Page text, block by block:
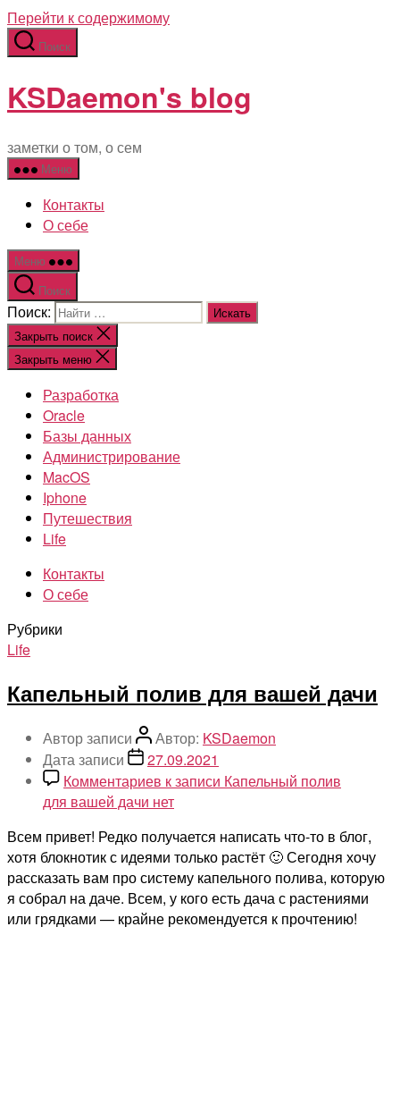
Перейти к содержимому
Поиск
KSDaemon's blog
заметки о том, о сем
Меню
Контакты
О себе
Меню
Поиск
Поиск:
Закрыть поиск
Закрыть меню
Разработка
Oracle
Базы данных
Администрирование
MacOS
Iphone
Путешествия
Life
Контакты
О себе
Рубрики
Life
Капельный полив для вашей дачи
Автор записи Автор: KSDaemon
Дата записи
27.09.2021
Комментариев к записи Капельный полив
для вашей дачи нет
Всем привет! Редко получается написать что-то в блог,
хотя блокнотик с идеями только растёт 🙂 Сегодня хочу
рассказать вам про систему капельного полива, которую
я собрал на даче. Всем, у кого есть дача с растениями
или грядками — крайне рекомендуется к прочтению!